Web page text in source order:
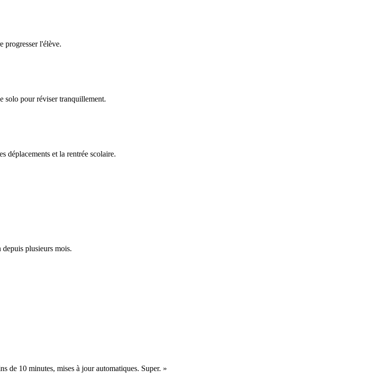
progresser l'élève.
solo pour réviser tranquillement.
et la rentrée scolaire.
plusieurs mois.
de 10 minutes, mises à jour automatiques. Super. »